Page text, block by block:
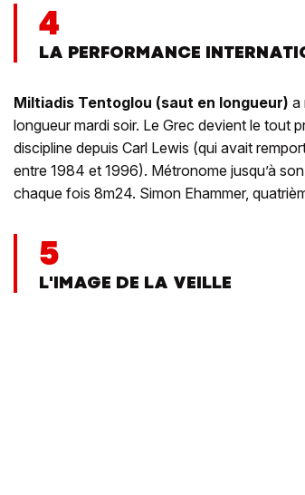
4
LA PERFORMANCE
Miltiadis Tentoglou (saut en longueur) a
longueur mardi soir. Le Grec devient le tout
discipline depuis Carl Lewis (qui avait
entre 1984 et 1996). Métronome jusqu’à
chaque fois 8m24. Simon Ehammer,
5
L'IMAGE DE LA VEILLE